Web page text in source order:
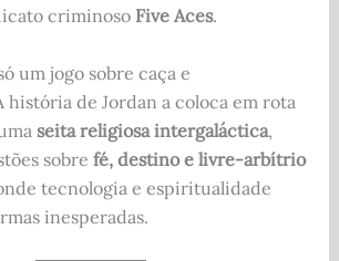
criminoso Five Aces.
um jogo sobre caça e
história de Jordan a coloca em rota
seita religiosa intergaláctica,
sobre fé, destino e livre-arbítrio
tecnologia e espiritualidade
inesperadas.